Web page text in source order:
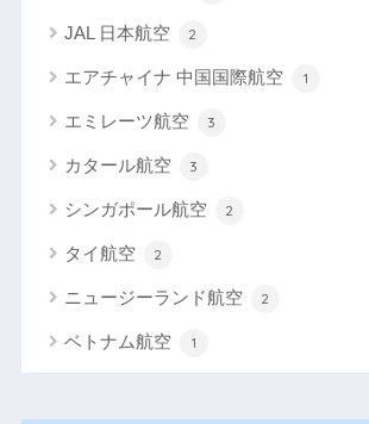
JAL 日本航空 2
エアチャイナ 中国国際航空 1
エミレーツ航空 3
カタール航空 3
シンガポール航空 2
タイ航空 2
ニュージーランド航空 2
ベトナム航空 1